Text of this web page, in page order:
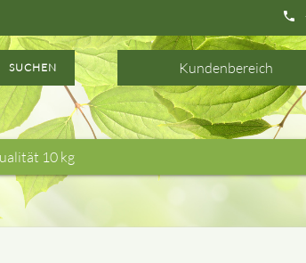
phone
SUCHEN Kundenbereich
10 kg